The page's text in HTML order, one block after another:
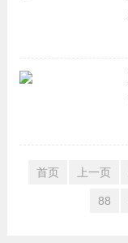
首页 上一页
88